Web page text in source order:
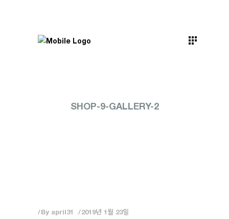
SHOP-9-GALLERY-2
By april31 2019년 1월 23일